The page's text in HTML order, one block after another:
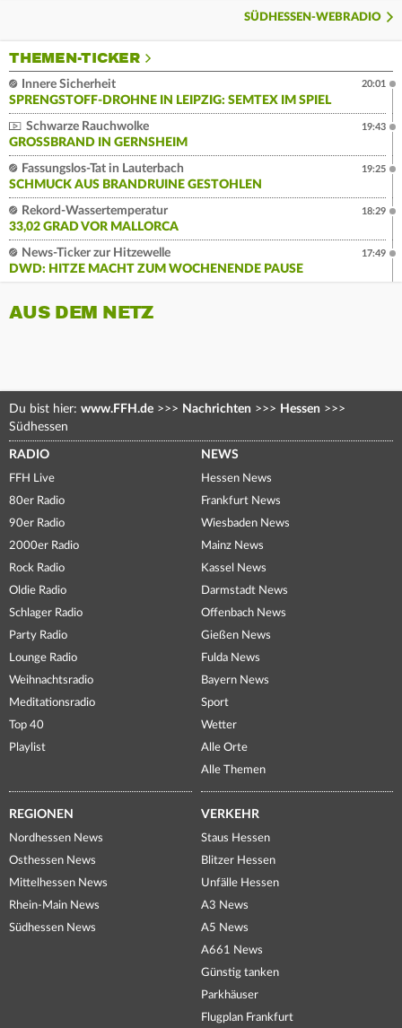
SÜDHESSEN-WEBRADIO
THEMEN-TICKER
Innere Sicherheit
SPRENGSTOFF-DROHNE IN LEIPZIG: SEMTEX IM SPIEL
20:01
Schwarze Rauchwolke
GROSSBRAND IN GERNSHEIM
19:43
Fassungslos-Tat in Lauterbach
SCHMUCK AUS BRANDRUINE GESTOHLEN
19:25
Rekord-Wassertemperatur
33,02 GRAD VOR MALLORCA
18:29
News-Ticker zur Hitzewelle
DWD: HITZE MACHT ZUM WOCHENENDE PAUSE
17:49
AUS DEM NETZ
Du bist hier: www.FFH.de >>> Nachrichten >>> Hessen >>>
Südhessen
RADIO
FFH Live
80er Radio
90er Radio
2000er Radio
Rock Radio
Oldie Radio
Schlager Radio
Party Radio
Lounge Radio
Weihnachtsradio
Meditationsradio
Top 40
Playlist
NEWS
Hessen News
Frankfurt News
Wiesbaden News
Mainz News
Kassel News
Darmstadt News
Offenbach News
Gießen News
Fulda News
Bayern News
Sport
Wetter
Alle Orte
Alle Themen
REGIONEN
Nordhessen News
Osthessen News
Mittelhessen News
Rhein-Main News
Südhessen News
VERKEHR
Staus Hessen
Blitzer Hessen
Unfälle Hessen
A3 News
A5 News
A661 News
Günstig tanken
Parkhäuser
Flugplan Frankfurt